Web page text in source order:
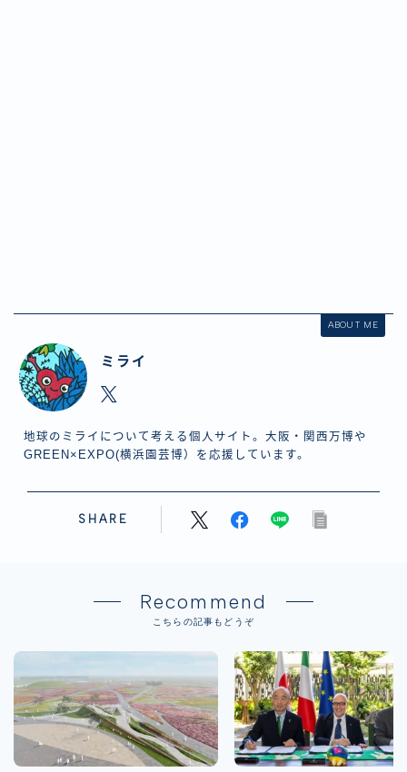
ABOUT ME
ミライ
地球のミライについて考える個人サイト。大阪・関西万博や
GREEN×EXPO(横浜園芸博）を応援しています。
SHARE
Recommend
こちらの記事もどうぞ